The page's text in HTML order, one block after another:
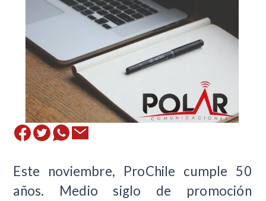
Este noviembre, ProChile cumple 50
años. Medio siglo de promoción